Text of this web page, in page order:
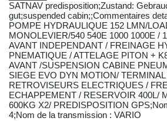
SATNAV predisposition;Zustand:
gut;suspended cabin;;Commentaires
POMPE HYDRAULIQUE 152 LMN/
MONOLEVIER/540 540E 1000 1000E /
AVANT INDEPENDANT / FREINAGE
PNEMATIQUE / ATTELAGE PITON +
AVANT /SUSPENSION CABINE
SIEGE EVO DYN MOTION/
RETROVISEURS ELECTRIQUES /
ECHAPPEMENT / RESERVOIR 400L/
600KG X2/ PREDISPOSITION
4;Nom de la transmission : VARIO